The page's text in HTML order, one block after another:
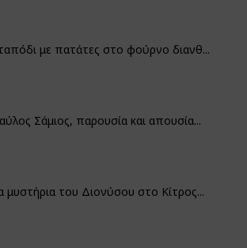
με πατάτες στο φούρνο διανθ...
Σάμιος, παρουσία και απουσία...
μυστήρια του Διονύσου στο Κίτρος...